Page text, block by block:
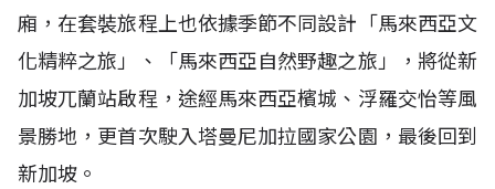
廂，在套裝旅程上也依據季節不同設計「馬來西亞文
化精粹之旅」、「馬來西亞自然野趣之旅」，將從新
加坡兀蘭站啟程，途經馬來西亞檳城、浮羅交怡等風
景勝地，更首次駛入塔曼尼加拉國家公園，最後回到
新加坡。